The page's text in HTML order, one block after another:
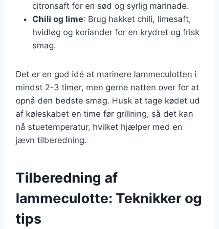
citronsaft for en sød og syrlig marinade.
Chili og lime: Brug hakket chili, limesaft,
hvidløg og koriander for en krydret og frisk
smag.
Det er en god idé at marinere lammeculotten i
mindst 2-3 timer, men gerne natten over for at
opnå den bedste smag. Husk at tage kødet ud
af køleskabet en time før grillning, så det kan
nå stuetemperatur, hvilket hjælper med en
jævn tilberedning.
Tilberedning af
lammeculotte: Teknikker og
tips